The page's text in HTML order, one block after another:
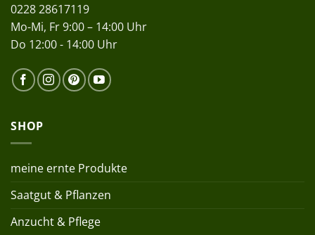
0228 28617119
Mo-Mi, Fr 9:00 – 14:00 Uhr
Do 12:00 - 14:00 Uhr
SHOP
meine ernte Produkte
Saatgut & Pflanzen
Anzucht & Pflege